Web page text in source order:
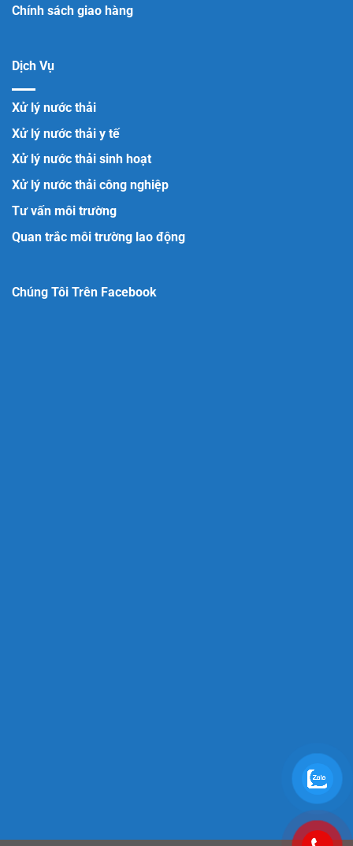
Chính sách giao hàng
Dịch Vụ
Xử lý nước thải
Xử lý nước thải y tế
Xử lý nước thải sinh hoạt
Xử lý nước thải công nghiệp
Tư vấn môi trường
Quan trắc môi trường lao động
Chúng Tôi Trên Facebook